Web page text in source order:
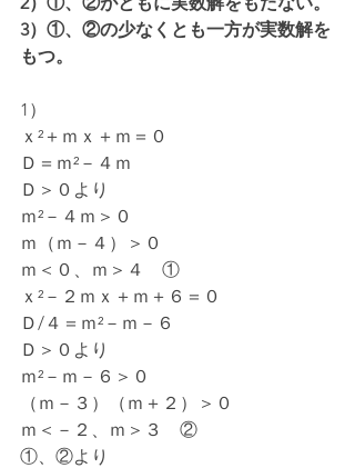
3）①、②の少なくとも一方が実数解を
もつ。
1）
ｘ²＋ｍｘ＋ｍ＝０
Ｄ＝ｍ²－４ｍ
Ｄ＞０より
ｍ²－４ｍ＞０
ｍ（ｍ－４）＞０
ｍ＜０、ｍ＞４　①
ｘ²－２ｍｘ＋ｍ＋６＝０
Ｄ/４＝ｍ²－ｍ－６
Ｄ＞０より
ｍ²－ｍ－６＞０
（ｍ－３）（ｍ＋２）＞０
ｍ＜－２、ｍ＞３　②
①、②より